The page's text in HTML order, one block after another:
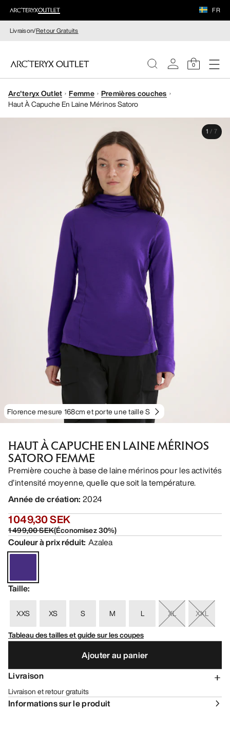
FR
Livraison/Retour Gratuits
0
FEMME
Arc'teryx Outlet Femme
Premières couches
Haut À Capuche En Laine Mérinos Satoro
Florence mesure 168cm et porte une taille S
1 / 7
HAUT À CAPUCHE EN LAINE MÉRINOS
SATORO FEMME
Première couche à base de laine mérinos pour les activités
d’intensité moyenne, quelle que soit la température.
Année de création: 2024
1 049,30 SEK
1 499,00 SEK(Économisez30%)
Couleur à prix réduit: Azalea
Taille:
XXS XS S M L XL
XXL
Tableau des tailles et guide sur les coupes
Ajouter au panier
Livraison
Livraison et retour gratuits
Informations sur le produit